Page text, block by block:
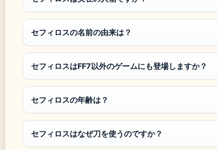
セフィロスの名前の由来は？
セフィロスはFF7以外のゲームにも登場しますか？
セフィロスの年齢は？
セフィロスはなぜ刀を使うのですか？